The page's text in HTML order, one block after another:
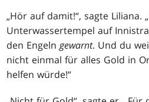
„Hör auf damit!“, sagte Liliana.
Unterwassertempel auf
den Engelngewarnt. Und du
nicht einmal für alles Gold in
helfen würde!“